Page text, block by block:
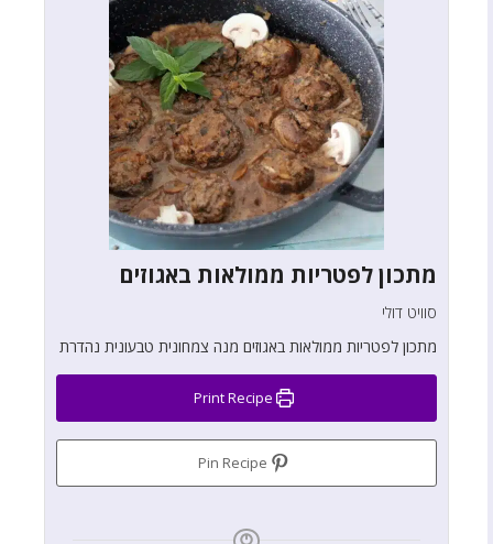
מתכון לפטריות ממולאות באגוזים
סוויט דולי
מתכון לפטריות ממולאות באגוזים מנה צמחונית טבעונית נהדרת